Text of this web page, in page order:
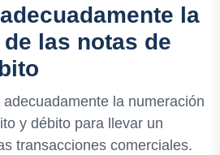
la
las notas de
la numeración
y débito para llevar un
transacciones comerciales.